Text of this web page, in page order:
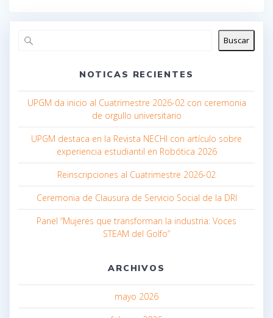
Buscar
NOTICAS RECIENTES
UPGM da inicio al Cuatrimestre 2026-02 con ceremonia
de orgullo universitario
UPGM destaca en la Revista NECHI con artículo sobre
experiencia estudiantil en Robótica 2026
Reinscripciones al Cuatrimestre 2026-02
Ceremonia de Clausura de Servicio Social de la DRI
Panel “Mujeres que transforman la industria: Voces
STEAM del Golfo”
ARCHIVOS
mayo 2026